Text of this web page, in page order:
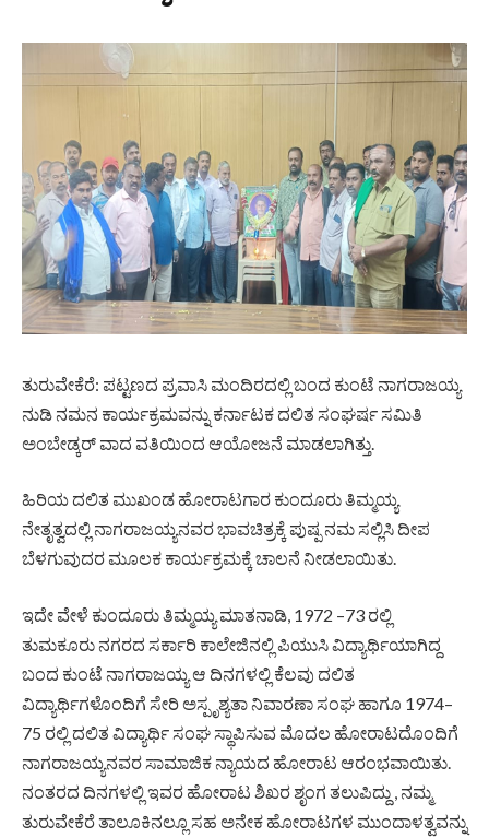
ತುರುವೇಕೆರೆ: ಪಟ್ಟಣದ ಪ್ರವಾಸಿ ಮಂದಿರದಲ್ಲಿ ಬಂದ ಕುಂಟೆ ನಾಗರಾಜಯ್ಯ
ನುಡಿ ನಮನ ಕಾರ್ಯಕ್ರಮವನ್ನು ಕರ್ನಾಟಕ ದಲಿತ ಸಂಘರ್ಷ ಸಮಿತಿ
ಅಂಬೇಡ್ಕರ್ ವಾದ ವತಿಯಿಂದ ಆಯೋಜನೆ ಮಾಡಲಾಗಿತ್ತು.
ಹಿರಿಯ ದಲಿತ ಮುಖಂಡ ಹೋರಾಟಗಾರ ಕುಂದೂರು ತಿಮ್ಮಯ್ಯ
ನೇತೃತ್ವದಲ್ಲಿ ನಾಗರಾಜಯ್ಯನವರ ಭಾವಚಿತ್ರಕ್ಕೆ ಪುಷ್ಪ ನಮ ಸಲ್ಲಿಸಿ ದೀಪ
ಬೆಳಗುವುದರ ಮೂಲಕ ಕಾರ್ಯಕ್ರಮಕ್ಕೆ ಚಾಲನೆ ನೀಡಲಾಯಿತು.
ಇದೇ ವೇಳೆ ಕುಂದೂರು ತಿಮ್ಮಯ್ಯ ಮಾತನಾಡಿ, 1972 –73 ರಲ್ಲಿ
ತುಮಕೂರು ನಗರದ ಸರ್ಕಾರಿ ಕಾಲೇಜಿನಲ್ಲಿ ಪಿಯುಸಿ ವಿದ್ಯಾರ್ಥಿಯಾಗಿದ್ದ
ಬಂದ ಕುಂಟೆ ನಾಗರಾಜಯ್ಯ ಆ ದಿನಗಳಲ್ಲಿ ಕೆಲವು ದಲಿತ
ವಿದ್ಯಾರ್ಥಿಗಳೊಂದಿಗೆ ಸೇರಿ ಅಸ್ಪೃಶ್ಯತಾ ನಿವಾರಣಾ ಸಂಘ ಹಾಗೂ 1974–
75 ರಲ್ಲಿ ದಲಿತ ವಿದ್ಯಾರ್ಥಿ ಸಂಘ ಸ್ಥಾಪಿಸುವ ಮೊದಲ ಹೋರಾಟದೊಂದಿಗೆ
ನಾಗರಾಜಯ್ಯನವರ ಸಾಮಾಜಿಕ ನ್ಯಾಯದ ಹೋರಾಟ ಆರಂಭವಾಯಿತು.
ನಂತರದ ದಿನಗಳಲ್ಲಿ ಇವರ ಹೋರಾಟ ಶಿಖರ ಶೃಂಗ ತಲುಪಿದ್ದು , ನಮ್ಮ
ತುರುವೇಕೆರೆ ತಾಲೂಕಿನಲ್ಲೂ ಸಹ ಅನೇಕ ಹೋರಾಟಗಳ ಮುಂದಾಳತ್ವವನ್ನು